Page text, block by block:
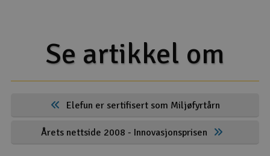
Se artikkel om
Elefun er sertifisert som Miljøfyrtårn
Årets nettside 2008 - Innovasjonsprisen